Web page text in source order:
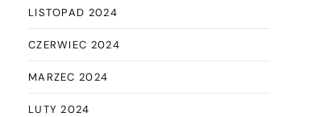
LISTOPAD 2024
CZERWIEC 2024
MARZEC 2024
LUTY 2024